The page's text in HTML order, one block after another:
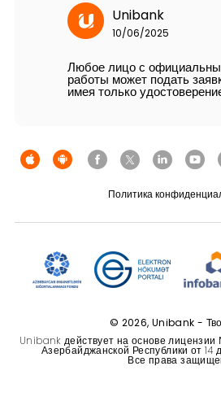
О банке
Кешбэк
Связь с
F.A.Q
Unibank
10/06/2025
Любое лицо с
работы может подать
имея только
Политика
© 2026, Unibank -
Unibank действует на основе
Азербайджанской Республики от 14
Все права